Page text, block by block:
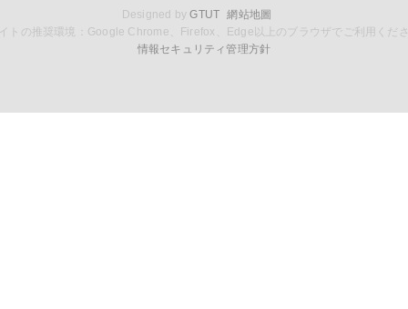
Designed byGTUT 網站地圖
トの推奨環境：Google Chrome、Firefox、Edge以上のブラウザでご利用くだ
情報セキュリティ管理方針